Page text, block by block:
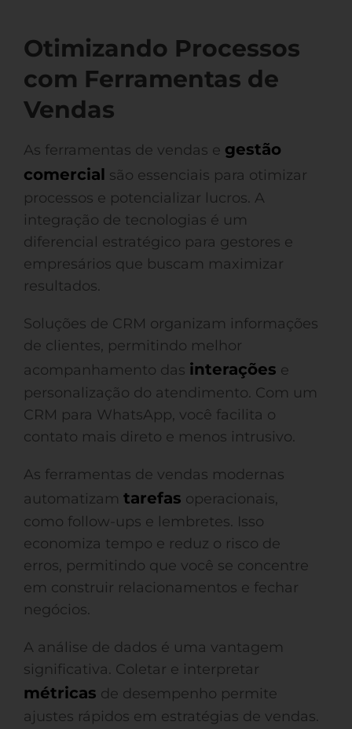
Otimizando Processos
com Ferramentas de
Vendas
As ferramentas de vendas e gestão
comercial são essenciais para otimizar
processos e potencializar lucros. A
integração de tecnologias é um
diferencial estratégico para gestores e
empresários que buscam maximizar
resultados.
Soluções de CRM organizam informações
de clientes, permitindo melhor
acompanhamento das interações e
personalização do atendimento. Com um
CRM para WhatsApp, você facilita o
contato mais direto e menos intrusivo.
As ferramentas de vendas modernas
automatizam tarefas operacionais,
como follow-ups e lembretes. Isso
economiza tempo e reduz o risco de
erros, permitindo que você se concentre
em construir relacionamentos e fechar
negócios.
A análise de dados é uma vantagem
significativa. Coletar e interpretar
métricas de desempenho permite
ajustes rápidos em estratégias de vendas.